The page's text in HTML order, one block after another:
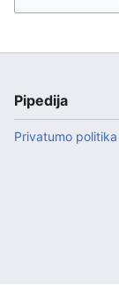
Pipedija
Privatumo politika